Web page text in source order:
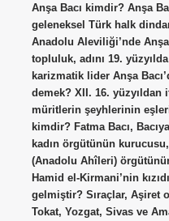
Anşa Bacı kimdir? Anşa
geleneksel Türk halk
Anadolu Aleviliği’nde
topluluk, adını 19.
karizmatik lider Anşa
demek? XII. 16. yüzyıldan
müritlerin şeyhlerinin
kimdir? Fatma Bacı,
kadın örgütünün
(Anadolu Ahîleri)
Hamid el-Kirmani’nin
gelmiştir? Sıraçlar, Aşiret
Tokat, Yozgat, Sivas ve